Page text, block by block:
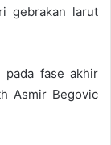
gebrakan larut
pada fase akhir
Asmir Begovic